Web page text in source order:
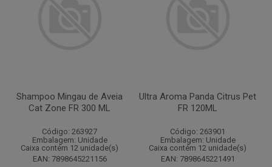
Shampoo Mingau de Aveia
Cat Zone FR 300 ML
Código: 263927
Embalagem: Unidade
Caixa contém 12 unidade(s)
EAN: 7898645221156
Ultra Aroma Panda Citrus Pet
FR 120ML
Código: 263901
Embalagem: Unidade
Caixa contém 12 unidade(s)
EAN: 7898645221491